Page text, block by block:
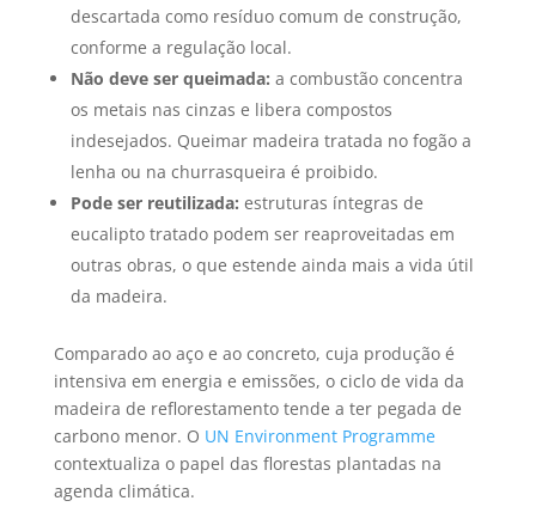
descartada como resíduo comum de construção,
conforme a regulação local.
Não deve ser queimada: a combustão concentra
os metais nas cinzas e libera compostos
indesejados. Queimar madeira tratada no fogão a
lenha ou na churrasqueira é proibido.
Pode ser reutilizada: estruturas íntegras de
eucalipto tratado podem ser reaproveitadas em
outras obras, o que estende ainda mais a vida útil
da madeira.
Comparado ao aço e ao concreto, cuja produção é
intensiva em energia e emissões, o ciclo de vida da
madeira de reflorestamento tende a ter pegada de
carbono menor. O UN Environment Programme
contextualiza o papel das florestas plantadas na
agenda climática.